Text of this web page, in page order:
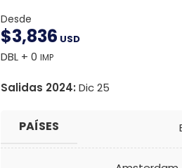
Desde
$3,836 USD
DBL + 0 IMP
Salidas 2024: Dic 25
PAÍSES